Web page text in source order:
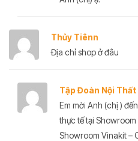
Thủy Tiênn
Địa chỉ shop ở đâu
Tập Đoàn Nội
Em mời Anh (chị )
thực tế tại Showroom
Showroom Vinakit –